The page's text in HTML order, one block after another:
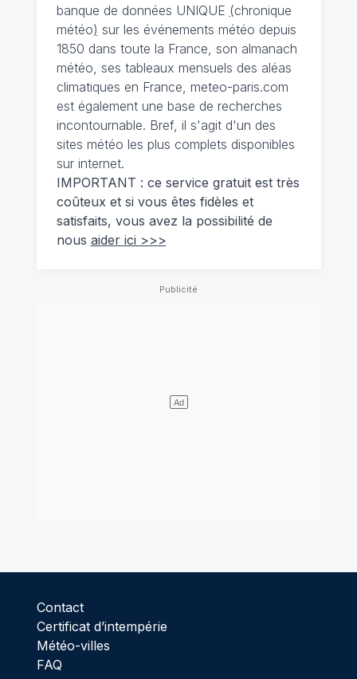
banque de données UNIQUE (chronique
météo) sur les événements météo depuis
1850 dans toute la France, son almanach
météo, ses tableaux mensuels des aléas
climatiques en France, meteo-paris.com
est également une base de recherches
incontournable. Bref, il s'agit d'un des
sites météo les plus complets disponibles
sur internet.
IMPORTANT : ce service gratuit est très
coûteux et si vous êtes fidèles et
satisfaits, vous avez la possibilité de
nous aider ici >>>
Contact
Certificat d’intempérie
Météo-villes
FAQ